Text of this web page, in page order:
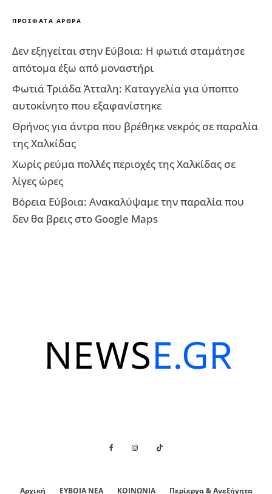
ΠΡΌΣΦΑΤΑ ΆΡΘΡΑ
Δεν εξηγείται στην Εύβοια: Η φωτιά σταμάτησε
απότομα έξω από μοναστήρι
Φωτιά Τριάδα Άτταλη: Καταγγελία για ύποπτο
αυτοκίνητο που εξαφανίστηκε
Θρήνος για άντρα που βρέθηκε νεκρός σε παραλία
της Χαλκίδας
Χωρίς ρεύμα πολλές περιοχές της Χαλκίδας σε
λίγες ώρες
Βόρεια Εύβοια: Ανακαλύψαμε την παραλία που
δεν θα βρεις στο Google Maps
Αρχική ΕΥΒΟΙΑ ΝΕΑ ΚΟΙΝΩΝΙΑ Περίεργα & Ανεξήγητα